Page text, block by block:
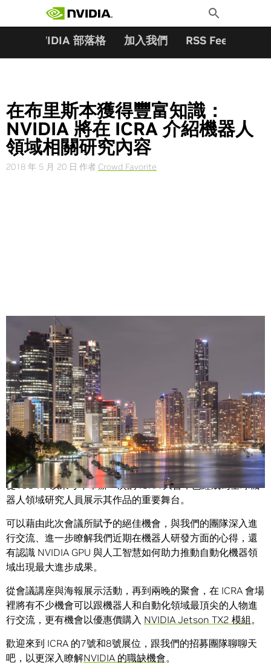
Toggle
Search
NVIDIA 部落格 加入我們 RSS Feeds
在布里斯本獲得豐富知識：
NVIDIA 將在 ICRA 介紹機器人
領域相關研究內容
2018 年 5 月 20 日 作者 Crowd Favorite
Share
NVIDIA 開發機器人的主要研究人員班底，將出席5月21日至
25日在澳洲布里斯本舉行的機器人與自動化國際會議
（ICRA），想要跟各位見上一面。
從1984年以來每年舉辦一次的 ICRA 大會，已經成為全球機
器人領域研究人員展示其作品的重要舞台。
可以藉由此次會議所賦予的絕佳機會，與我們的團隊深入進
行交流、進一步瞭解我們近期在機器人研發方面的心得，還
有認識 NVIDIA GPU 與人工智慧如何助力推動自動化機器領
域出現最大進步成果。
從會議講座與海報展示活動，再到兩晚的聚會，在 ICRA 會場
裡將有不少機會可以跟機器人和自動化領域最頂尖的人物進
行交流，更有機會以優惠價購入 NVIDIA Jetson TX2 模組。
歡迎來到 ICRA 的7號和8號展位，跟我們的招募團隊聊聊天
吧，以更深入瞭解NVIDIA 的職缺機會。